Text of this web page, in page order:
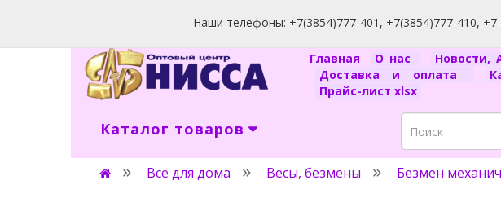
Наши телефоны: +7(3854)777-401, +7(3854)777-410,
Главная О нас Новости,
Доставка и оплата
Прайс-лист xlsx
Каталог товаров
Все для дома Весы, безмены Безмен